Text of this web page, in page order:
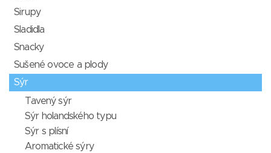
Sirupy
Sladidla
Snacky
Sušené ovoce a plody
Sýr
Tavený sýr
Sýr holandského typu
Sýr s plísní
Aromatické sýry